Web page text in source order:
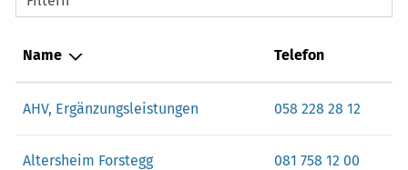
Name Telefon
AHV, Ergänzungsleistungen 058 228 28 12
Altersheim Forstegg 081 758 12 00